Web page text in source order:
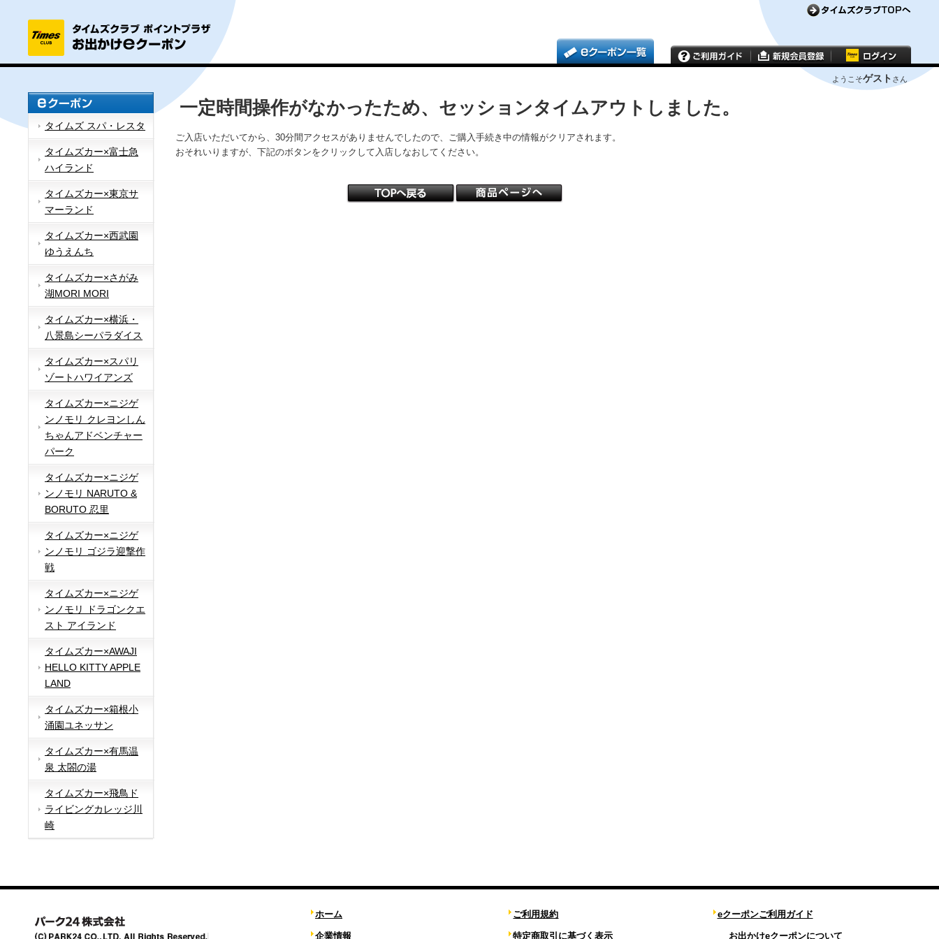
ようこそゲスト さん
タイムズ スパ・レスタ
タイムズカー×富士急
ハイランド
タイムズカー×東京サ
マーランド
タイムズカー×西武園
ゆうえんち
タイムズカー×さがみ
湖MORI MORI
タイムズカー×横浜・
八景島シーパラダイス
タイムズカー×スパリ
ゾートハワイアンズ
タイムズカー×ニジゲ
ンノモリ クレヨンしん
ちゃんアドベンチャー
パーク
タイムズカー×ニジゲ
ンノモリ NARUTO &
BORUTO 忍里
タイムズカー×ニジゲ
ンノモリ ゴジラ迎撃作
戦
タイムズカー×ニジゲ
ンノモリ ドラゴンクエ
スト アイランド
タイムズカー×AWAJI
HELLO KITTY APPLE
LAND
タイムズカー×箱根小
涌園ユネッサン
タイムズカー×有馬温
泉 太閤の湯
タイムズカー×飛鳥ド
ライビングカレッジ川
崎
一定時間操作がなかったため、セッションタイムアウトしました。
ご入店いただいてから、30分間アクセスがありませんでしたので、ご購入手続き中の情報がクリアされます。
おそれいりますが、下記のボタンをクリックして入店しなおしてください。
ホーム
企業情報
ご利用規約
特定商取引に基づく表示
eクーポンご利用ガイド
お出かけeクーポンについて